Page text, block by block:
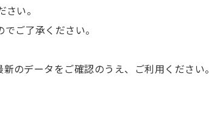
い。
ご了承ください。
のデータをご確認のうえ、ご利用ください。